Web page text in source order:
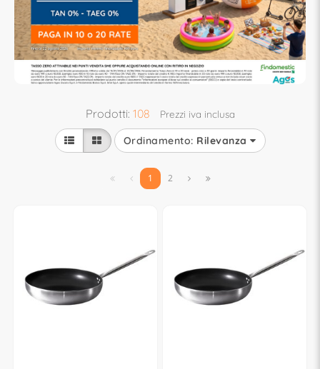
Prodotti: 108 Prezzi iva inclusa
Ordinamento: Rilevanza
  1 2  